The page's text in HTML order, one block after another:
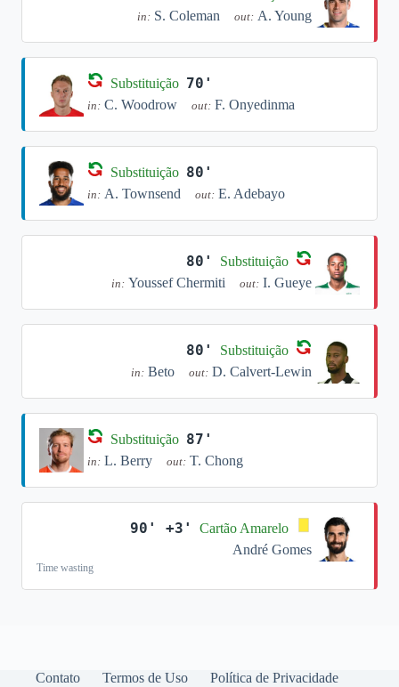
in: S. Coleman out: A. Young
Substituição 70'
in: C. Woodrow out: F. Onyedinma
Substituição 80'
in: A. Townsend out: E. Adebayo
80' Substituição
in: Youssef Chermiti out: I. Gueye
80' Substituição
in: Beto out: D. Calvert-Lewin
Substituição 87'
in: L. Berry out: T. Chong
90' +3'
Cartão Amarelo
André Gomes
Time wasting
Contato Termos de Uso
Política de Privacidade